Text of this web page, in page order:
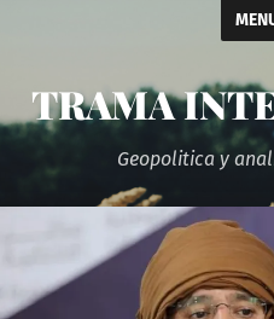
TRAMA
Geopolitica y